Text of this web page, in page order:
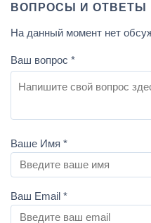
ВОПРОСЫ И ОТВЕТЫ
На данный момент нет
Ваш вопрос *
Ваше Имя *
Ваш Email *